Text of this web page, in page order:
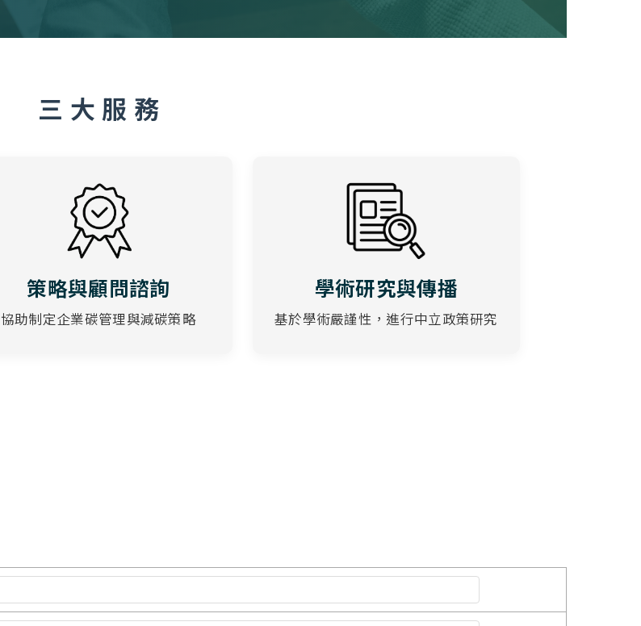
三 大 服 務
策略與顧問諮詢
協助制定企業碳管理與減碳策略
學術研究與傳播
基於學術嚴謹性，進行中立政策研究